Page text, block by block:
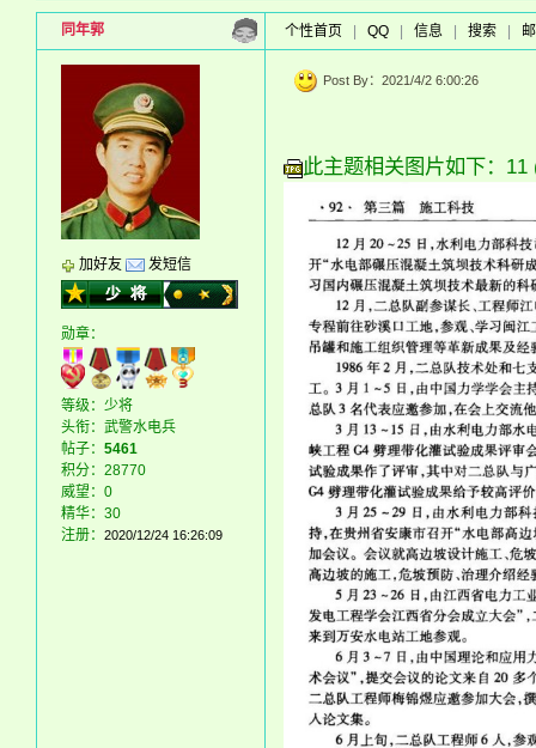
同年郭 个性首页 QQ 信息 搜索
加好友 发短信
勋章：
等级：少将
头衔：武警水电兵
帖子： 5461
积分：28770
威望：0
精华：30
注册：
2020/12/24 16:26:09
Post By：2021/4/2 6:00:26
此主题相关图片如下：11